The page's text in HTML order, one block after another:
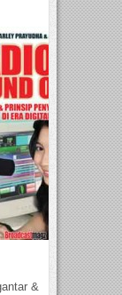
&